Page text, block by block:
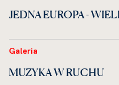
JEDNA EUROPA -
Galeria
MUZYKA W RUCHU